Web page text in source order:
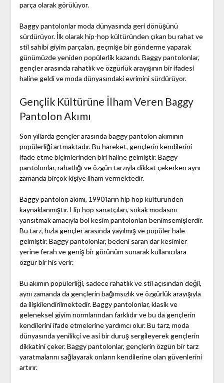
parça olarak görülüyor.
Baggy pantolonlar moda dünyasında geri dönüşünü
sürdürüyor. İlk olarak hip-hop kültüründen çıkan bu rahat ve
stil sahibi giyim parçaları, geçmişe bir gönderme yaparak
günümüzde yeniden popülerlik kazandı. Baggy pantolonlar,
gençler arasında rahatlık ve özgürlük arayışının bir ifadesi
haline geldi ve moda dünyasındaki evrimini sürdürüyor.
Gençlik Kültürüne İlham Veren Baggy
Pantolon Akımı
Son yıllarda gençler arasında baggy pantolon akımının
popülerliği artmaktadır. Bu hareket, gençlerin kendilerini
ifade etme biçimlerinden biri haline gelmiştir. Baggy
pantolonlar, rahatlığı ve özgün tarzıyla dikkat çekerken aynı
zamanda birçok kişiye ilham vermektedir.
Baggy pantolon akımı, 1990'ların hip hop kültüründen
kaynaklanmıştır. Hip hop sanatçıları, sokak modasını
yansıtmak amacıyla bol kesim pantolonları benimsemişlerdir.
Bu tarz, hızla gençler arasında yayılmış ve popüler hale
gelmiştir. Baggy pantolonlar, bedeni saran dar kesimler
yerine ferah ve geniş bir görünüm sunarak kullanıcılara
özgür bir his verir.
Bu akımın popülerliği, sadece rahatlık ve stil açısından değil,
aynı zamanda da gençlerin bağımsızlık ve özgürlük arayışıyla
da ilişkilendirilmektedir. Baggy pantolonlar, klasik ve
geleneksel giyim normlarından farklıdır ve bu da gençlerin
kendilerini ifade etmelerine yardımcı olur. Bu tarz, moda
dünyasında yenilikçi ve asi bir duruş sergileyerek gençlerin
dikkatini çeker. Baggy pantolonlar, gençlerin özgün bir tarz
yaratmalarını sağlayarak onların kendilerine olan güvenlerini
artırır.